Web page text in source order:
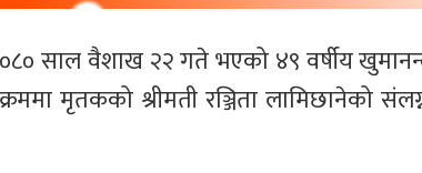
साल वैशाख २२ गते भएको ४९ वर्षीय
मृतकको श्रीमती रञ्जिता लामिछानेको